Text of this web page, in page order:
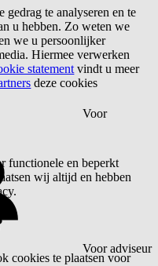
Voor
Voor adviseur
te analyseren en te
u hebben. Zo weten we
we u persoonlijker
Hiermee verwerken
statement vindt u meer
deze cookies
functionele en beperkt
wij altijd en hebben
cookies te plaatsen voor